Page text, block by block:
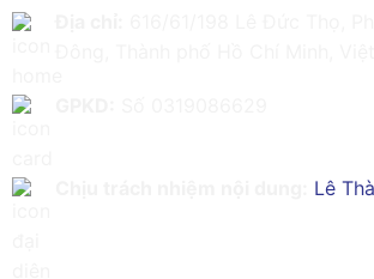
Lê